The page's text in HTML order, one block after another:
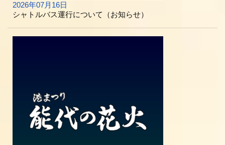
2026年07月16日
シャトルバス運行について（お知らせ）